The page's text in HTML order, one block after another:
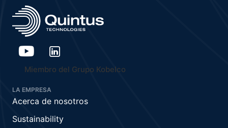
Miembro del Grupo Kobelco
LA EMPRESA
Acerca de nosotros
Sustainability